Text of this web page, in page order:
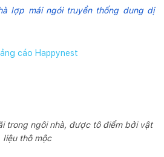
lợp mái ngói truyền thống dung dị
trong ngôi nhà, được tô điểm bởi vật
liệu thô mộc